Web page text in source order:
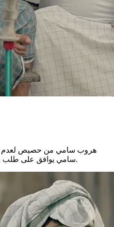
هروب سامي من حصيص لعدم
سامي يوافق على طلب والده ولكنه يتفاجأ بحمل حصيص.